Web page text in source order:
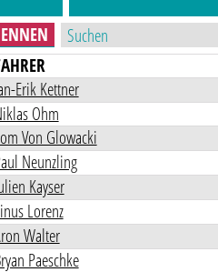
Erik Kettner
Ohm
Von Glowacki
Neunzling
Kayser
Lorenz
Walter
Paeschke